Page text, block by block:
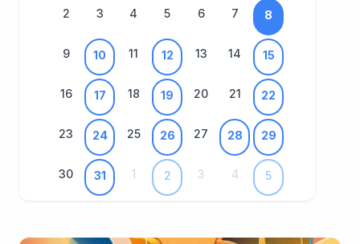
2 3 4 5 6 7 8
9 10 11 12 13 14 15
16 17 18 19 20 21 22
23 24 25 26 27 28 29
30 31 1 2 3 4 5